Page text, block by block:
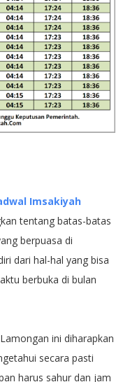
Imsakiyah
tentang batas-batas
berpuasa di
dari hal-hal yang bisa
berbuka di bulan
ini diharapkan
secara pasti
harus sahur dan jam